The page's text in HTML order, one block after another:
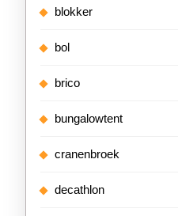
blokker
bol
brico
bungalowtent
cranenbroek
decathlon